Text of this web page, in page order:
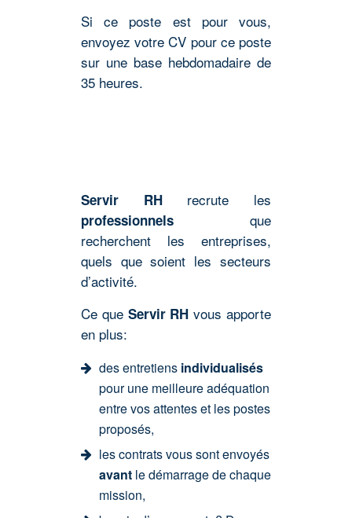
Si ce poste est pour vous,
envoyez votre CV pour ce poste
sur une base hebdomadaire de
35 heures.
Servir RH recrute les
professionnelsque
recherchent les entreprises,
quels que soient les secteurs
d’activité.
Ce que Servir RH vous apporte
en plus:
des entretiens individualisés
pour une meilleure adéquation
entre vos attentes et les postes
proposés,
les contrats vous sont envoyés
avantle démarrage de chaque
mission,